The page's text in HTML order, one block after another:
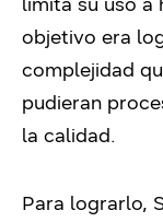
objetivo era
complejidad
pudieran
la calidad.
Para lograrlo,